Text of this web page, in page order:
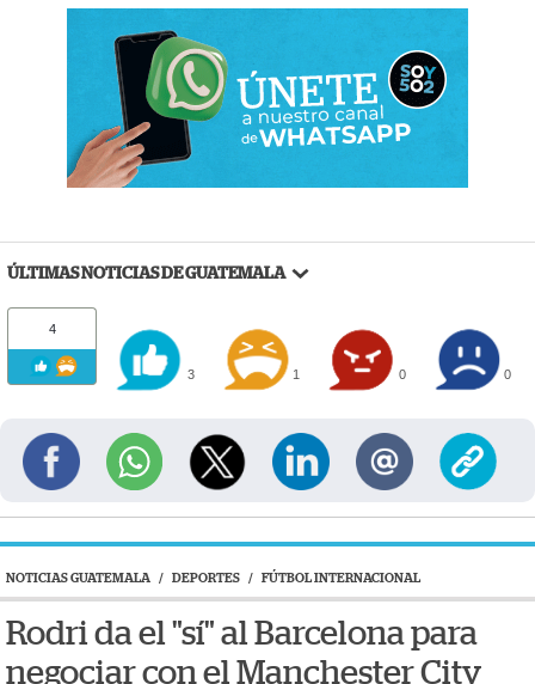
ÚLTIMAS NOTICIAS DE GUATEMALA
4
3 1 0 0
NOTICIAS GUATEMALA / DEPORTES / FÚTBOL INTERNACIONAL
Rodri da el "sí" al Barcelona para
negociar con el Manchester City